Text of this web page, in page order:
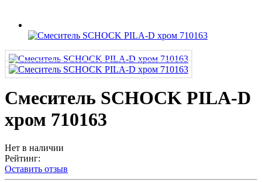
Смеситель SCHOCK PILA-D
хром 710163
Нет в наличии
Рейтинг:
Оставить отзыв